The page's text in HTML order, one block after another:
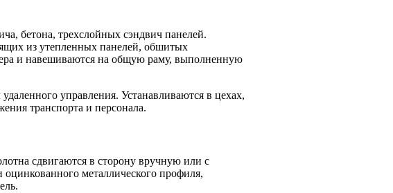
бетона, трехслойных сэндвич панелей.
из утепленных панелей, обшитых
и навешиваются на общую раму, выполненную
управления. Устанавливаются в цехах,
транспорта и персонала.
сдвигаются в сторону вручную или с
металлического профиля,